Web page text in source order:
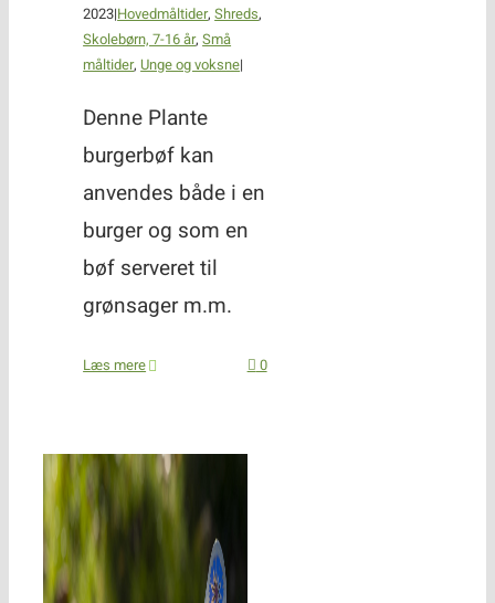
2023|Hovedmåltider,Shreds,
Skolebørn, 7-16 år,Små
måltider, Unge og voksne|
Denne Plante
burgerbøf kan
anvendes både i en
burger og som en
bøf serveret til
grønsager m.m.
Læs mere 0